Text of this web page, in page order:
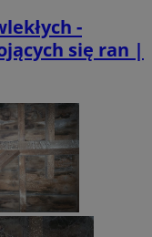
-
się ran |